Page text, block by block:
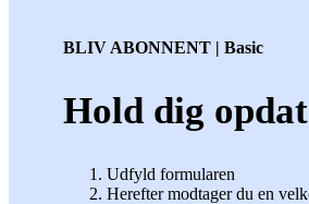
BLIV ABONNENT | Basic
Hold dig
Udfyld formularen
Herefter modtager du en